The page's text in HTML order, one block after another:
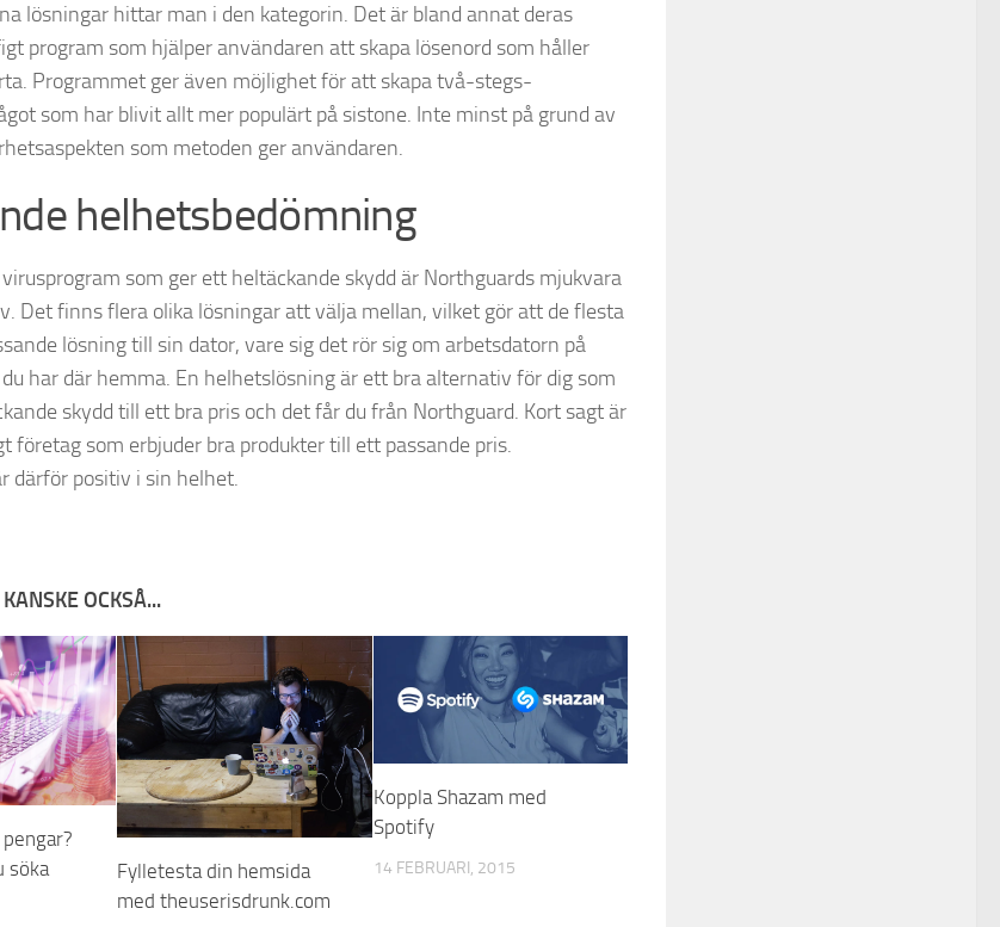
lösningar hittar man i den kategorin. Det är bland annat deras
program som hjälper användaren att skapa lösenord som håller
Programmet ger även möjlighet för att skapa två-stegs-
som har blivit allt mer populärt på sistone. Inte minst på grund av
som metoden ger användaren.
helhetsbedömning
som ger ett heltäckande skydd är Northguards mjukvara
Det finns flera olika lösningar att välja mellan, vilket gör att de flesta
lösning till sin dator, vare sig det rör sig om arbetsdatorn på
har där hemma. En helhetslösning är ett bra alternativ för dig som
skydd till ett bra pris och det får du från Northguard. Kort sagt är
företag som erbjuder bra produkter till ett passande pris.
därför positiv i sin helhet.
OCKSÅ...
söka
Fylletesta din hemsida
med theuserisdrunk.com
Koppla Shazam med
Spotify
14 FEBRUARI, 2015